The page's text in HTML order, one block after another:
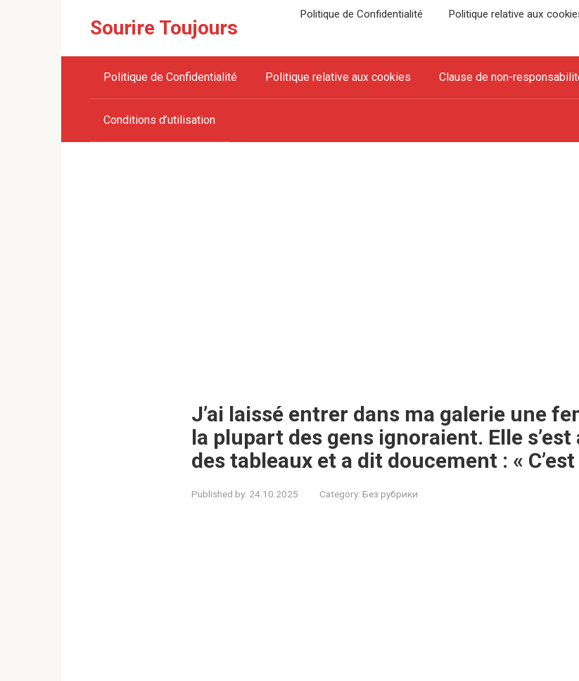
Sourire Toujours
Politique de Confidentialité Politique relative aux
Politique de Confidentialité Politique relative aux cookies Clause de non-
Conditions d’utilisation
J’ai laissé entrer dans ma galerie une
la plupart des gens ignoraient. Elle s’est
des tableaux et a dit doucement : «
Published by: 24.10.2025 Category: Без рубрики